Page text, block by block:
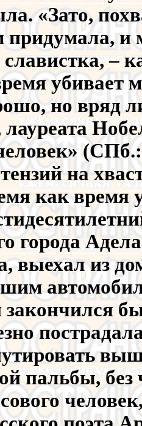
«Зато,
придумала, и
–
убивает
но вряд
на
как время
города
выехал из
закончился
пальбы,